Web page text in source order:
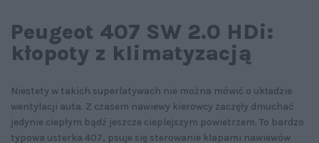
Peugeot 407 SW 2.0 HDi:
kłopoty z klimatyzacją
Niestety w takich superlatywach nie można mówić o układzie
wentylacji auta. Z czasem nawiewy kierowcy zaczęły dmuchać
jedynie ciepłym bądź jeszcze cieplejszym powietrzem. To bardzo
typowa usterka 407, psuje się sterowanie klapami nawiewów